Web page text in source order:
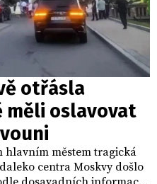
otřásla
měli oslavovat
hlavním městem tragická
centra Moskvy došlo